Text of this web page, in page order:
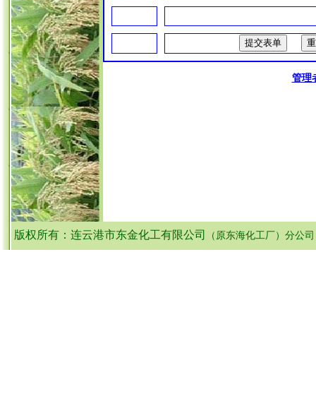
管理
版权所有：连云港市东金化工有限公司 （原东海化工厂）分公